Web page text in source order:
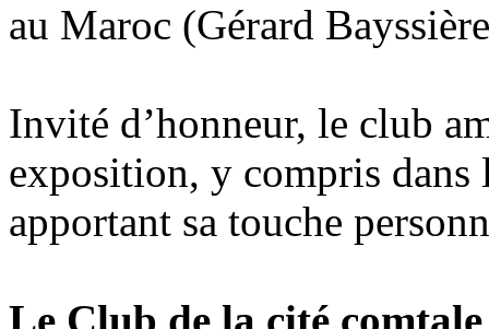
au Maroc (Gérard
Invité d’honneur, le club
exposition, y compris
apportant sa touche